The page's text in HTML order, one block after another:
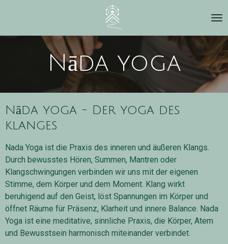
springen
Nāda yoga
Nāda yoga - Der yoga des
klanges
Nada Yoga ist die Praxis des inneren und äußeren Klangs.
Durch bewusstes Hören, Summen, Mantren oder
Klangschwingungen verbinden wir uns mit der eigenen
Stimme, dem Körper und dem Moment. Klang wirkt
beruhigend auf den Geist, löst Spannungen im Körper und
öffnet Räume für Präsenz, Klarheit und innere Balance. Nada
Yoga ist eine meditative, sinnliche Praxis, die Körper, Atem
und Bewusstsein harmonisch miteinander verbindet.